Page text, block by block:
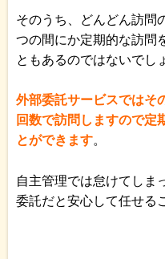
そのうち、どんどん訪問
つの間にか定期的な訪問
ともあるのではないでし
外部委託サービスではそ
回数で訪問しますので定
とができます。
自主管理では怠けてしま
委託だと安心して任せる